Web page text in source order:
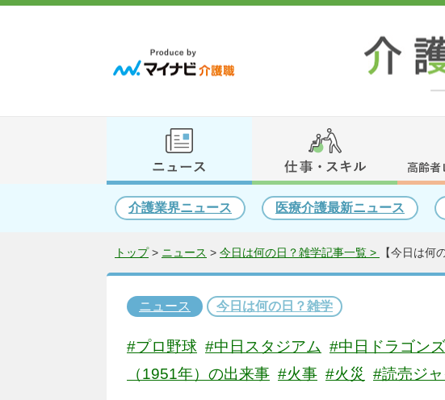
介護業界ニュース 医療介護最新ニュース
トップ> ニュース > 今日は何の日？雑学記事一覧 > 【今日は何
ニュース 今日は何の日？雑学
#プロ野球 #中日スタジアム #中日ドラゴンズ
（1951年）の出来事 #火事 #火災 #読売ジ